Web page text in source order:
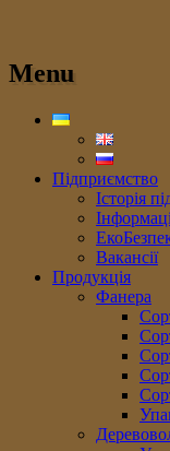
Menu
Підприємство
Історія
Вакансії
Продукція
Фанера